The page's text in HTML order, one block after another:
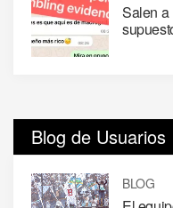
Salen a
Blog de Usuarios
BLOG